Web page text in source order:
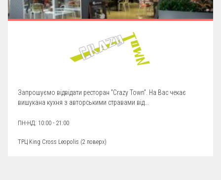
Запрошуємо відвідати ресторан ”Crazy Town”. На Вас чекає
вишукана кухня з авторськими стравами від...
ПН-НД: 10:00 - 21:00
ТРЦ King Cross Leopolis (2 поверх)